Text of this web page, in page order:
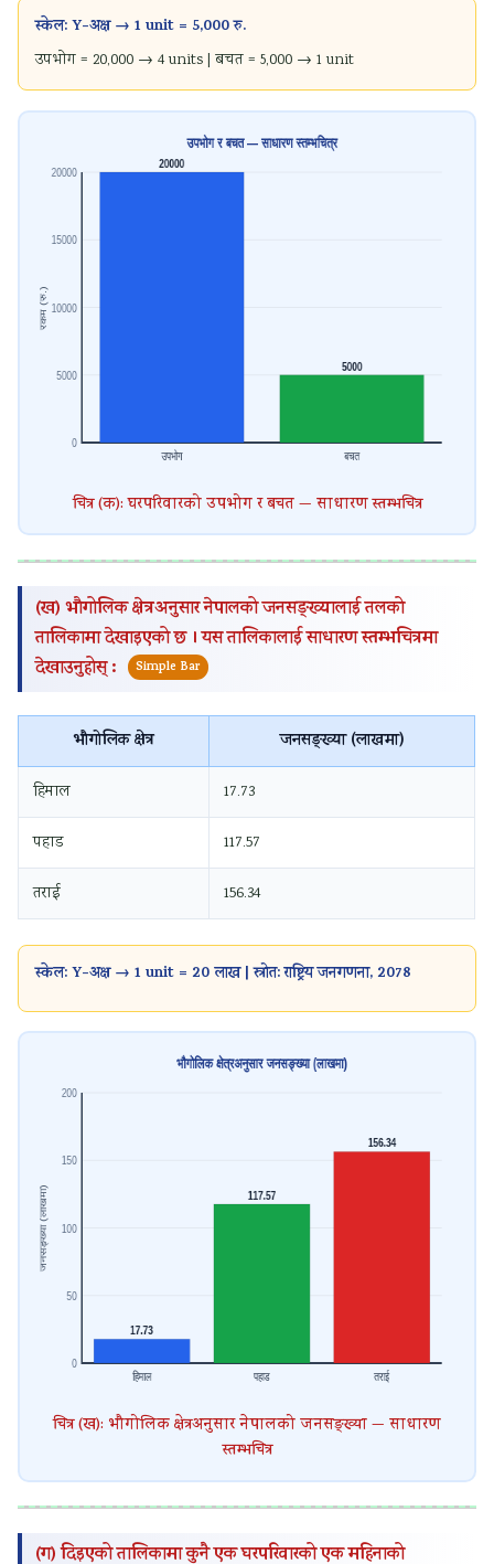
स्केल: Y-अक्ष → 1 unit = 5,000 रु.
उपभोग = 20,000 → 4 units | बचत = 5,000 → 1 unit
चित्र (क): घरपरिवारको उपभोग र बचत — साधारण स्तम्भचित्र
(ख) भौगोलिक क्षेत्रअनुसार नेपालको जनसङ्ख्यालाई तलको
तालिकामा देखाइएको छ । यस तालिकालाई साधारण स्तम्भचित्रमा
देखाउनुहोस् :
Simple Bar
भौगोलिक क्षेत्र जनसङ्ख्या (लाखमा)
हिमाल 17.73
पहाड 117.57
तराई 156.34
स्केल: Y-अक्ष → 1 unit = 20 लाख | स्रोत: राष्ट्रिय जनगणना, 2078
चित्र (ख): भौगोलिक क्षेत्रअनुसार नेपालको जनसङ्ख्या — साधारण
स्तम्भचित्र
(ग) दिइएको तालिकामा कुनै एक घरपरिवारको एक महिनाको